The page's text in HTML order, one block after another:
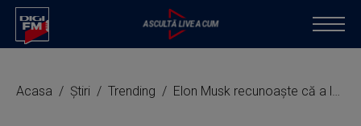
Acasa Știri Trending Elon Musk recunoaște că a luat ketamină și îi laudă beneficiile: Este utilă pentru a scăpa de o stare de spirit negativă